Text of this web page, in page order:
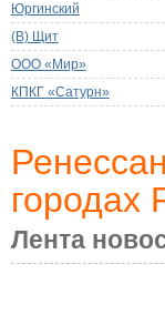
Юргинский
(В) Щит
ООО «Мир»
КПКГ «Сатурн»
городах
Лента